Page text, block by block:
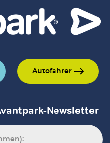
Autofahrer
Newsletter